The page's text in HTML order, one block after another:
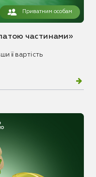
Приватним особам
частинами»
її вартість